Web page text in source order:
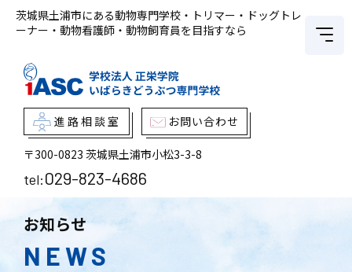
茨城県土浦市にある動物専門学校・トリマー・ドッグトレ
ーナー・動物看護師・動物飼育員を目指すなら
進路相談室 お問い合わせ
〒300-0823 茨城県土浦市小松3-3-8
tel:029-823-4686
お知らせ
NEWS